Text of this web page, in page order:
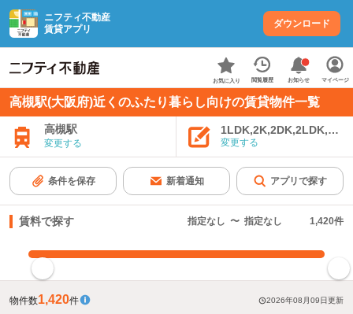
ニフティ不動産
賃貸アプリ
ダウンロード
お気に入り 閲覧履歴 お知らせ マイページ
高槻駅(大阪府)近くのふたり暮らし向けの賃貸物件一覧
高槻駅
変更する 変更する
条件を保存 新着通知 アプリで探す
賃料で探す 指定なし 〜 指定なし 1,420件
物件数1,420件 2026年08月09日更新